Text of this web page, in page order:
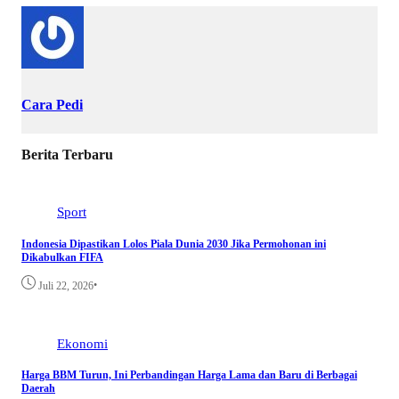
Cara Pedi
Berita Terbaru
Sport
Indonesia Dipastikan Lolos Piala Dunia 2030 Jika Permohonan ini
Dikabulkan FIFA
Juli 22, 2026•
Ekonomi
Harga BBM Turun, Ini Perbandingan Harga Lama dan Baru di Berbagai
Daerah